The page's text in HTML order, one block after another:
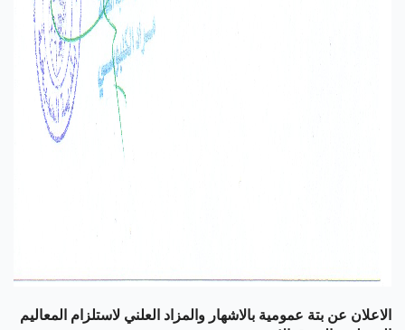
الاعلان عن بتة عمومية بالاشهار والمزاد العلني لاستلزام المعاليم